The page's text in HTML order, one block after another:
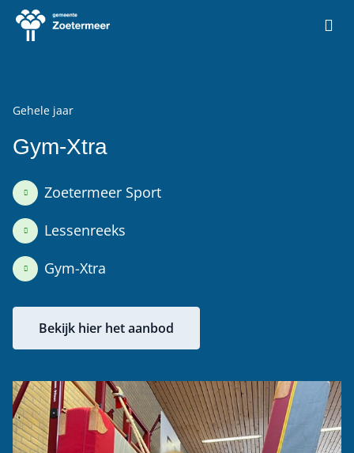
Ga naar de homepage van Vrije Tijd Zoetermeer
Gehele jaar
Gym-Xtra
Zoetermeer Sport
Lessenreeks
Gym-Xtra
Bekijk hier het aanbod